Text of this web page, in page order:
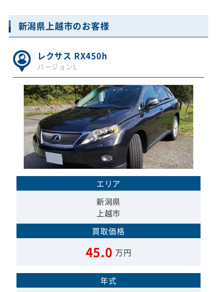
新潟県上越市のお客様
レクサス RX450h
バージョンL
エリア
新潟県
上越市
買取価格
45.0 万円
年式